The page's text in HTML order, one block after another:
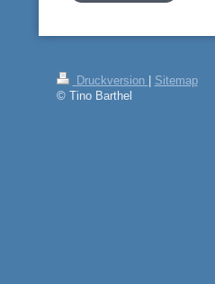
Druckversion
Sitemap
© Tino Barthel